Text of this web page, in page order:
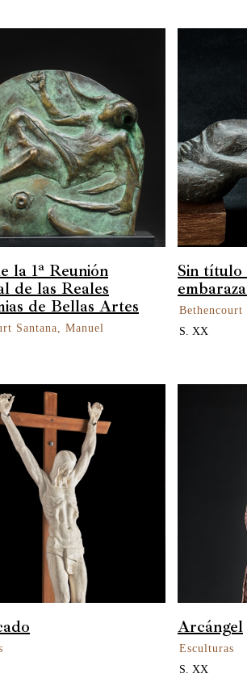
la 1ª Reunión
de las Reales
de Bellas Artes
Santana, Manuel
Sin título
Bethencourt
S. XX
Arcángel
Esculturas
S. XX